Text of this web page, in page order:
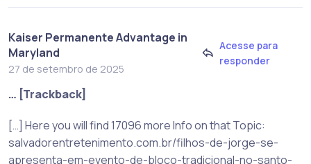
Kaiser Permanente Advantage in
Maryland
27 de setembro de 2025
Acesse para
responder
… [Trackback]
[…] Here you will find 17096 more Info on that Topic:
salvadorentretenimento.com.br/filhos-de-jorge-se-
apresenta-em-evento-de-bloco-tradicional-no-santo-